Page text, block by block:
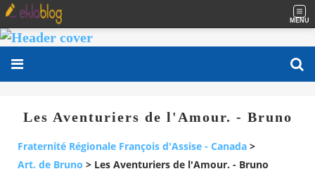
MENU
Les Aventuriers de l'Amour. - Bruno
Fraternité Régionale François d'Assise - Canada >
Art. de Bruno > Les Aventuriers de l'Amour. - Bruno